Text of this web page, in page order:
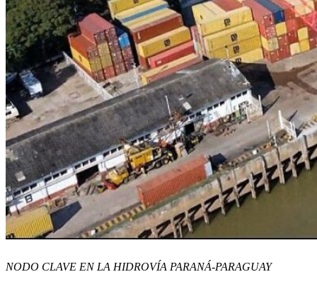
NODO CLAVE EN LA HIDROVÍA PARANÁ-PARAGUAY